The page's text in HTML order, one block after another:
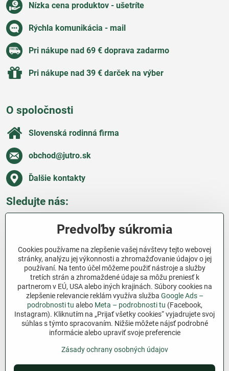
Nízka cena produktov - ušetríte
Rýchla komunikácia - mail
Pri nákupe nad 69 € doprava zadarmo
Pri nákupe nad 39 € darček na výber
O spoločnosti
Slovenská rodinná firma
obchod​@jutro​.sk
Ďalšie kontakty
Sledujte nás:
Všetko o nákupe
Ďakujeme za podporu
Sme slovenský e-shop bez dotácií​. Fungujeme len
vďaka vám – ľuďom, ktorí veria v poctivú prácu a
lásku k pôde​. Každý nákup na Jutro​.sk nám pomáha
pokračovať v tom, čo má zmysel – pomáhať
záhradkárom zadarmo a srdcom​.
©2026Copyright
Predvoľby súkromia
Cookies používame na zlepšenie vašej návštevy tejto webovej
stránky, analýzu jej výkonnosti a zhromažďovanie údajov o jej
používaní. Na tento účel môžeme použiť nástroje a služby
tretích strán a zhromaždené údaje sa môžu preniesť k
partnerom v EÚ, USA alebo iných krajinách. Súbory cookies na
zlepšenie relevancie reklám využíva služba Google Ads –
podrobnosti tu alebo Meta – podrobnosti tu (Facebook,
Instagram). Kliknutím na „Prijať všetky cookies“ vyjadrujete svoj
súhlas s týmto spracovaním. Nižšie môžete nájsť podrobné
informácie alebo upraviť svoje preferencie
Zásady ochrany osobných údajov